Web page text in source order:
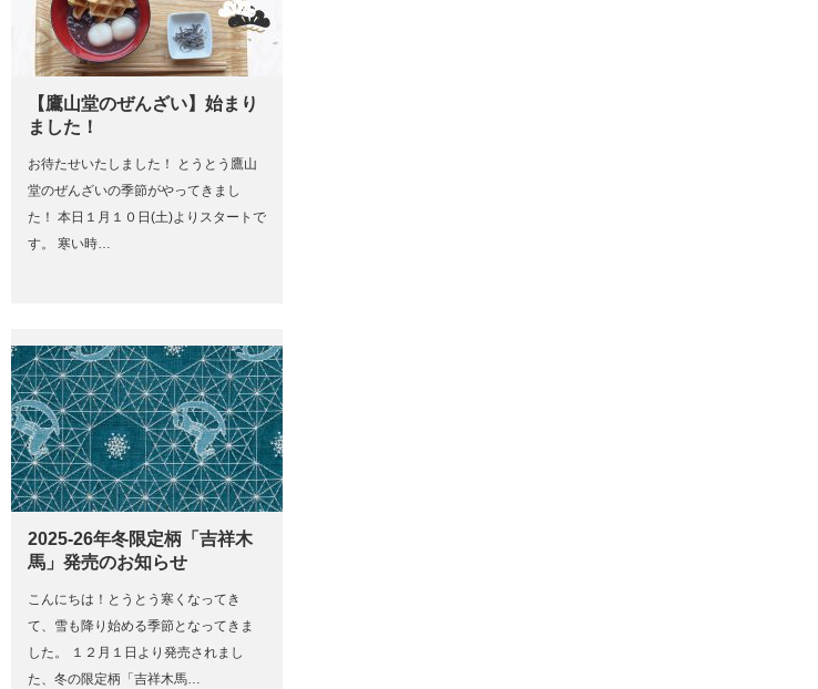
【鷹山堂のぜんざい】始まり
ました！
お待たせいたしました！ とうとう鷹山
堂のぜんざいの季節がやってきまし
た！ 本日１月１０日(土)よりスタートで
す。 寒い時…
2025-26年冬限定柄「吉祥木
馬」発売のお知らせ
こんにちは！とうとう寒くなってき
て、雪も降り始める季節となってきま
した。 １２月１日より発売されまし
た、冬の限定柄「吉祥木馬…